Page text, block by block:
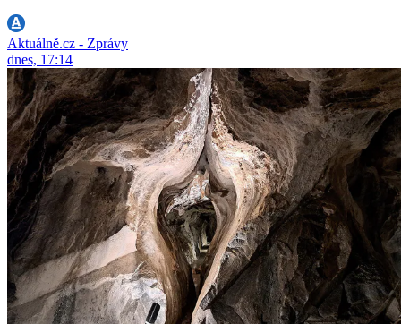
Aktuálně.cz - Zprávy
dnes, 17:14